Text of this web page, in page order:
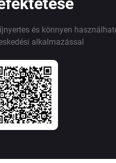
és könnyen
alkalmazással